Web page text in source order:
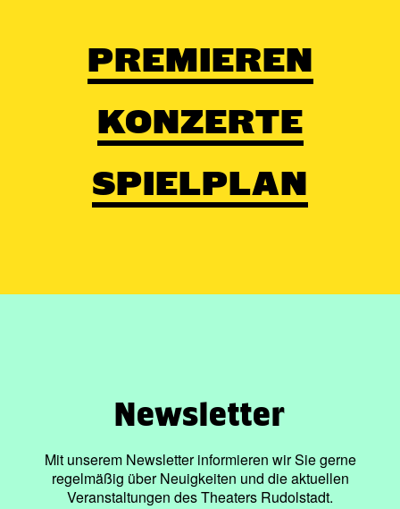
PREMIEREN
KONZERTE
SPIELPLAN
Newsletter
Mit unserem Newsletter informieren wir Sie gerne
regelmäßig über Neuigkeiten und die aktuellen
Veranstaltungen des Theaters Rudolstadt.